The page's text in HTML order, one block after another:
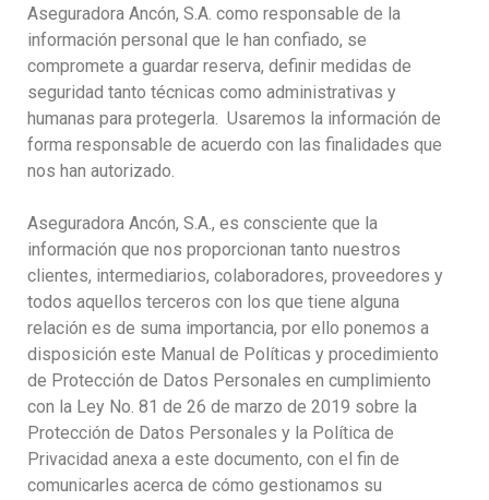
Aseguradora Ancón, S.A. como responsable de la
información personal que le han confiado, se
compromete a guardar reserva, definir medidas de
seguridad tanto técnicas como administrativas y
humanas para protegerla. Usaremos la información de
forma responsable de acuerdo con las finalidades que
nos han autorizado.
Aseguradora Ancón, S.A., es consciente que la
información que nos proporcionan tanto nuestros
clientes, intermediarios, colaboradores, proveedores y
todos aquellos terceros con los que tiene alguna
relación es de suma importancia, por ello ponemos a
disposición este Manual de Políticas y procedimiento
de Protección de Datos Personales en cumplimiento
con la Ley No. 81 de 26 de marzo de 2019 sobre la
Protección de Datos Personales y la Política de
Privacidad anexa a este documento, con el fin de
comunicarles acerca de cómo gestionamos su